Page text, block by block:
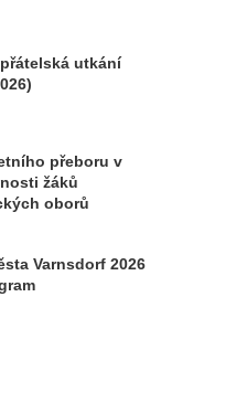
utkání
přeboru v
žáků
oborů
Varnsdorf 2026